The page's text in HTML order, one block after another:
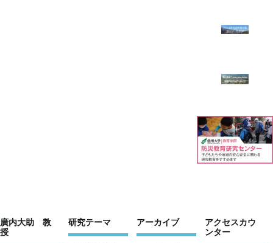
廣内大助 教
授
研究テーマ アーカイブ
アクセスカウ
ンター